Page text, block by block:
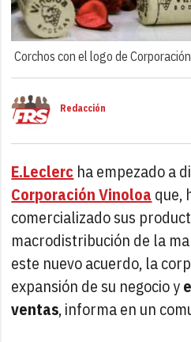
Corchos con el logo de
Redacción
E.Leclerc ha empezado a
Corporación Vinoloa que,
comercializado sus
macrodistribución de la
este nuevo acuerdo, la
expansión de su negocio y
ventas, informa en un